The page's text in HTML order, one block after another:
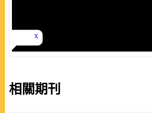
相關期刊